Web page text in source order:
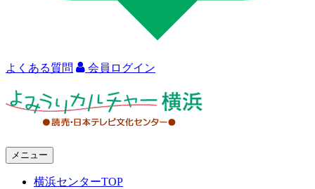
よくある質問 会員ログイン
メニュー
横浜センターTOP